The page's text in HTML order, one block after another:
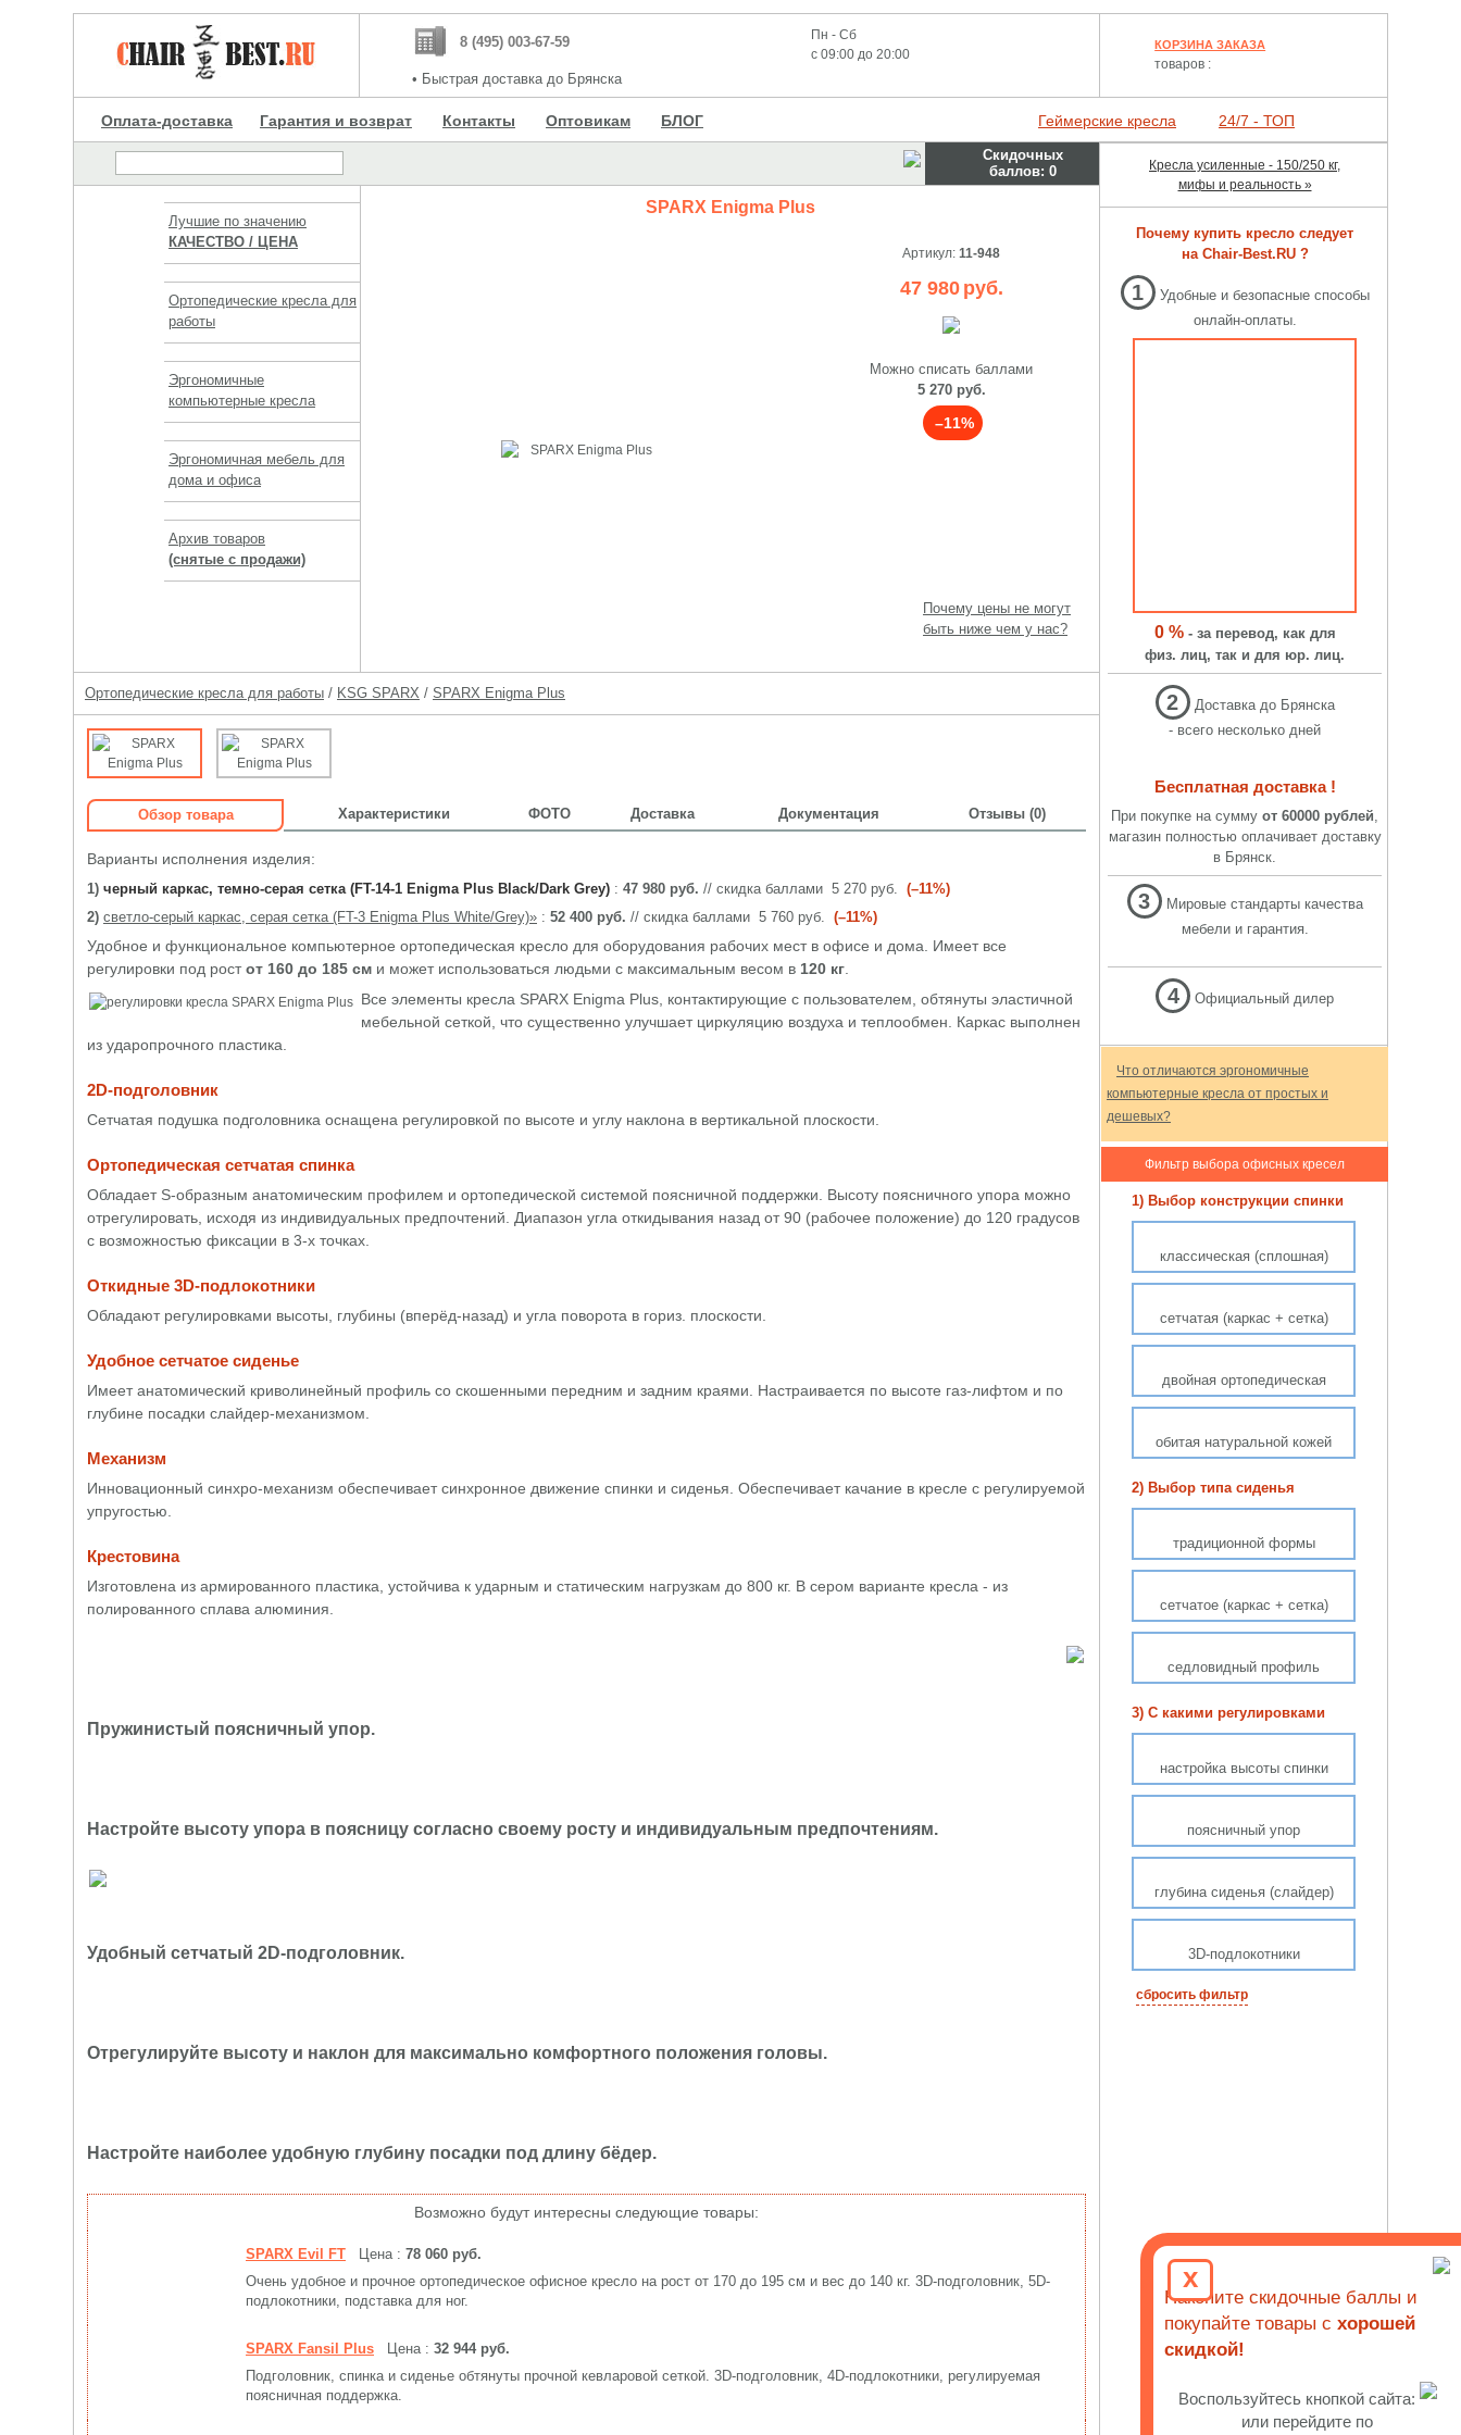
8 (495) 003-67-59
• Быстрая доставка до Брянска
Пн - Сб
с 09:00 до 20:00
КОРЗИНА ЗАКАЗА
товаров :
Оплата-доставка Гарантия и возврат Контакты Оптовикам БЛОГ Геймерские кресла 24/7 - ТОП
Скидочных
баллов: 0
Лучшие по значению
КАЧЕСТВО / ЦЕНА
Ортопедические кресла для
работы
Эргономичные
компьютерные кресла
Эргономичная мебель для
дома и офиса
Архив товаров
(снятые с продажи)
Почему цены не могут
быть ниже чем у нас?
SPARX Enigma Plus
Артикул: 11-948
47 980 руб.
Можно списать баллами
5 270 руб.
–11%
Ортопедические кресла для работы / KSG SPARX / SPARX Enigma Plus
Обзор товара Характеристики ФОТО Доставка Документация Отзывы (0)
Варианты исполнения изделия:
1) черный каркас, темно-серая сетка (FT-14-1 Enigma Plus Black/Dark Grey) : 47 980 руб. // скидка баллами 5 270 руб. (–11%)
2) светло-серый каркас, серая сетка (FT-3 Enigma Plus White/Grey)» : 52 400 руб. // скидка баллами 5 760 руб. (–11%)
Удобное и функциональное компьютерное ортопедическая кресло для оборудования рабочих мест в офисе и дома. Имеет все
регулировки под ростот 160 до 185 см и может использоваться людьми с максимальным весом в 120 кг
Все элементы кресла SPARX Enigma Plus, контактирующие с пользователем, обтянуты эластичной
мебельной сеткой, что существенно улучшает циркуляцию воздуха и теплообмен. Каркас выполнен
из ударопрочного пластика.
2D-подголовник
Сетчатая подушка подголовника оснащена регулировкой по высоте и углу наклона в вертикальной плоскости.
Ортопедическая сетчатая спинка
Обладает S-образным анатомическим профилем и ортопедической системой поясничной поддержки. Высоту поясничного упора можно
отрегулировать, исходя из индивидуальных предпочтений. Диапазон угла откидывания назад от 90 (рабочее положение) до 120 градусов
с возможностью фиксации в 3-х точках.
Откидные 3D-подлокотники
Обладают регулировками высоты, глубины (вперёд-назад) и угла поворота в гориз. плоскости.
Удобное сетчатое сиденье
Имеет анатомический криволинейный профиль со скошенными передним и задним краями. Настраивается по высоте газ-лифтом и по
глубине посадки слайдер-механизмом.
Механизм
Инновационный синхро-механизм обеспечивает синхронное движение спинки и сиденья. Обеспечивает качание в кресле с регулируемой
упругостью.
Крестовина
Изготовлена из армированного пластика, устойчива к ударным и статическим нагрузкам до 800 кг. В сером варианте кресла - из
полированного сплава алюминия.
Пружинистый поясничный упор.
Настройте высоту упора в поясницу согласно своему росту и индивидуальным предпочтениям.
Удобный сетчатый 2D-подголовник.
Отрегулируйте высоту и наклон для максимально комфортного положения головы.
Настройте наиболее удобную глубину посадки под длину бёдер.
Возможно будут интересны следующие товары:
SPARX Evil FT Цена : 78 060 руб.
Очень удобное и прочное ортопедическое офисное кресло на рост от 170 до 195 см и вес до 140 кг. 3D-подголовник, 5D-
подлокотники, подставка для ног.
SPARX Fansil Plus Цена : 32 944 руб.
Подголовник, спинка и сиденье обтянуты прочной кевларовой сеткой. 3D-подголовник, 4D-подлокотники, регулируемая
поясничная поддержка.
Кресла усиленные - 150/250 кг,
мифы и реальность »
Почему купить кресло следует
на Chair-Best.RU ?
1
Удобные и безопасные способы
онлайн-оплаты.
0 %- за перевод, как для
физ. лиц, так и для юр. лиц.
2
Доставка до Брянска
- всего несколько дней
Бесплатная доставка !
При покупке на сумму от 60000 рублей,
магазин полностью оплачивает доставку
в Брянск.
3
Мировые стандарты качества
мебели и гарантия.
4 Официальный дилер
Что отличаются эргономичные
компьютерные кресла от простых и
дешевых?
Фильтр выбора офисных кресел
1) Выбор конструкции спинки
классическая (сплошная)
сетчатая (каркас + сетка)
двойная ортопедическая
обитая натуральной кожей
2) Выбор типа сиденья
традиционной формы
сетчатое (каркас + сетка)
седловидный профиль
3) С какими регулировками
настройка высоты спинки
поясничный упор
глубина сиденья (слайдер)
3D-подлокотники
сбросить фильтр
x
Накопите скидочные баллы и
покупайте товары с хорошей
скидкой!
Воспользуйтесь кнопкой сайта:
или перейдите по